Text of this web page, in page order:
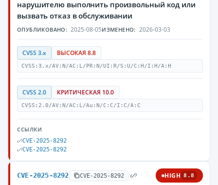
нарушителю выполнить произвольный код или
вызвать отказ в обслуживании
ОПУБЛИКОВАНО: 2025-08-05ИЗМЕНЕНО: 2026-03-03
CVSS 3.x ВЫСОКАЯ 8.8
CVSS:3.x/AV:N/AC:L/PR:N/UI:R/S:U/C:H/I:H/A:H
CVSS 2.0 КРИТИЧЕСКАЯ 10.0
CVSS:2.0/AV:N/AC:L/Au:N/C:C/I:C/A:C
ССЫЛКИ
CVE-2025-8292
CVE-2025-8292
CVE-2025-8292 CVE-2025-8292 HIGH 8.8